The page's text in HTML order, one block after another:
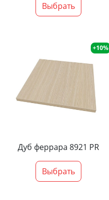
Выбрать
+10%
Дуб феррара 8921 PR
Выбрать